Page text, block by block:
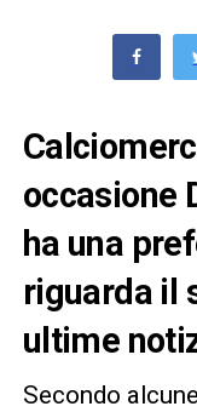
occasione
ha una
riguarda il
ultime
Secondo